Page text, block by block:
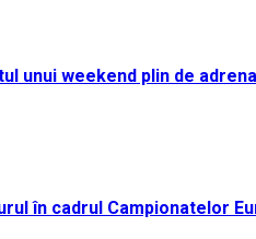
unui weekend plin de
în cadrul Campionatelor